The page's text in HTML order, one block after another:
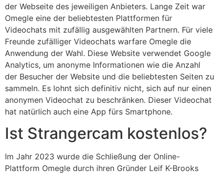
der Webseite des jeweiligen Anbieters. Lange Zeit war
Omegle eine der beliebtesten Plattformen für
Videochats mit zufällig ausgewählten Partnern. Für viele
Freunde zufälliger Videochats warfare Omegle die
Anwendung der Wahl. Diese Website verwendet Google
Analytics, um anonyme Informationen wie die Anzahl
der Besucher der Website und die beliebtesten Seiten zu
sammeln. Es lohnt sich definitiv nicht, sich auf nur einen
anonymen Videochat zu beschränken. Dieser Videochat
hat natürlich auch eine App fürs Smartphone.
Ist Strangercam kostenlos?
Im Jahr 2023 wurde die Schließung der Online-
Plattform Omegle durch ihren Gründer Leif K-Brooks